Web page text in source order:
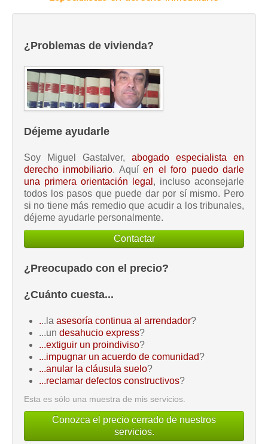
¿Problemas de vivienda?
Déjeme ayudarle
Soy Miguel Gastalver, abogado especialista en
derecho inmobiliario. Aquíen el foro puedo darle
una primera orientación legal , incluso aconsejarle
todos los pasos que puede dar por sí mismo. Pero
si no tiene más remedio que acudir a los tribunales,
déjeme ayudarle personalmente.
Contactar
¿Preocupado con el precio?
¿Cuánto cuesta...
...la asesoría continua al arrendador?
...un desahucio express?
...extiguir un proindiviso?
...impugnar un acuerdo de comunidad?
...anular la cláusula suelo?
...reclamar defectos constructivos?
Esta es sólo una muestra de mis servicios.
Conozca el precio cerrado de nuestros
servicios.